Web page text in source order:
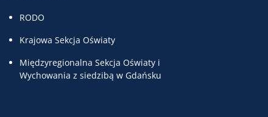
RODO
Krajowa Sekcja Oświaty
Międzyregionalna Sekcja Oświaty i
Wychowania z siedzibą w Gdańsku